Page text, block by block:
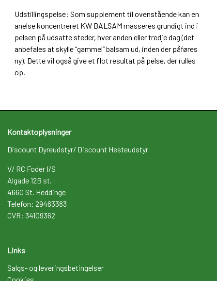
Udstillingspelse: Som supplement til ovenstående kan en
anelse koncentreret KW BALSAM masseres grundigt ind i
pelsen på udsatte steder, hver anden eller tredje dag (det
anbefales at skylle ”gammel” balsam ud, inden der påføres
ny). Dette vil også give et flot resultat på pelse, der rulles
op.
Kontaktoplysninger
Discount Dyreudstyr/ Discount Hesteudstyr
V/ RC Foder I/S
Algade 12B st.
4660 St. Heddinge
Telefon: 29463383
CVR: 34109362
Links
Salgs- og leveringsbetingelser